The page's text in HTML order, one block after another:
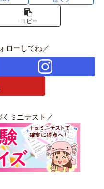
コピー
ローしてね／
ミニテスト／